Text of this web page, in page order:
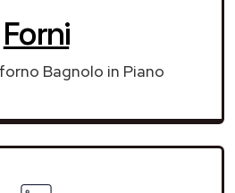
Forni
Bagnolo in Piano